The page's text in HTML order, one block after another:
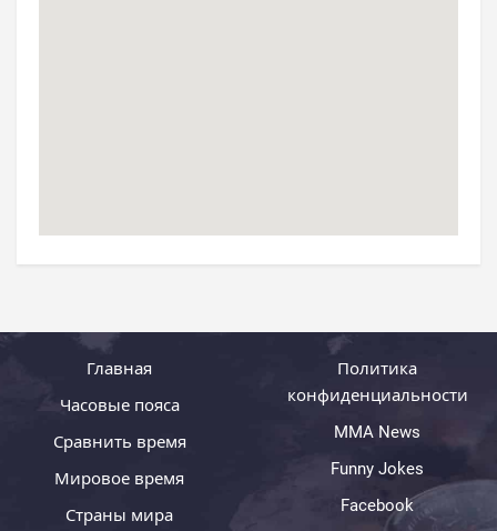
Главная
Часовые пояса
Сравнить время
Мировое время
Страны мира
Политика
конфиденциальности
MMA News
Funny Jokes
Facebook